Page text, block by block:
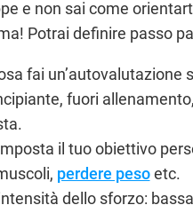
e non sai come
Potrai definire passo
fai un’autovalutazione
fuori
il tuo obiettivo
perdere pesoetc.
dello sforzo: